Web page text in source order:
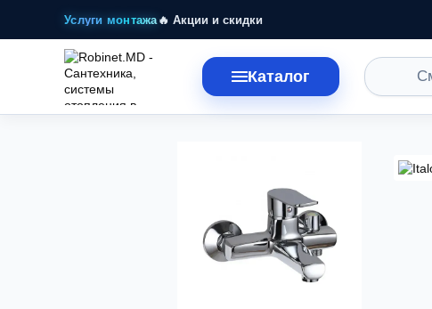
Перейти к основному контенту
Услуги монтажа 🔥 Акции и скидки
Каталог